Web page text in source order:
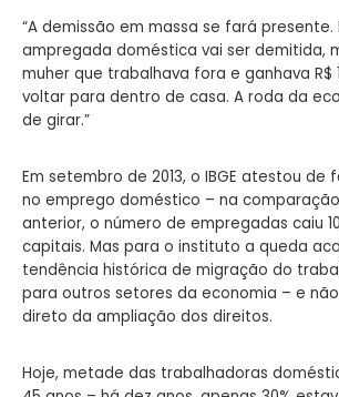
“A demissão em massa se fará presente.
ampregada doméstica vai ser demitida,
muher que trabalhava fora e ganhava R$
voltar para dentro de casa. A roda da
de girar.”
Em setembro de 2013, o IBGE atestou
no emprego doméstico – na
anterior, o número de empregadas caiu
capitais. Mas para o instituto a queda
tendência histórica de migração do
para outros setores da economia – e
direto da ampliação dos direitos.
Hoje, metade das trabalhadoras